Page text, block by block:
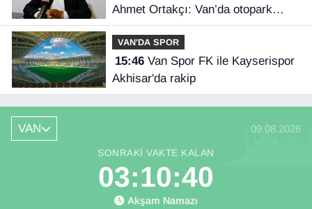
Ahmet Ortakçı: Van’da otopark
yetersizliği ciddi sorun!
VAN'DA SPOR
15:46Van Spor FK ile Kayserispor
Akhisar'da rakip
VAN 09.08.2026
SONRAKI VAKTE KALAN
03:10:39
Akşam Namazı